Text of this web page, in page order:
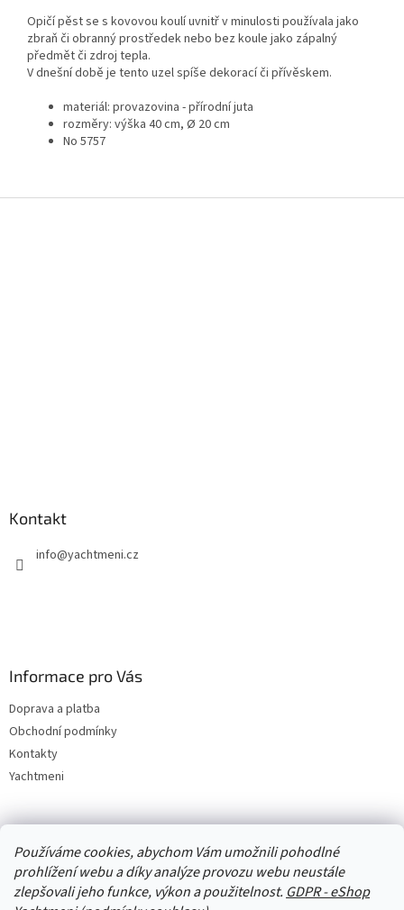
Používáme cookies, abychom Vám umožnili pohodlné
prohlížení webu a díky analýze provozu webu neustále
zlepšovali jeho funkce, výkon a použitelnost. GDPR - eShop
Opičí pěst se s kovovou koulí uvnitř v minulosti používala jako
zbraň či obranný prostředek nebo bez koule jako zápalný
předmět či zdroj tepla.
V dnešní době je tento uzel spíše dekorací či přívěskem.
materiál: provazovina - přírodní juta
rozměry: výška 40 cm, Ø 20 cm
No 5757
Kontakt
info@yachtmeni.cz
Informace pro Vás
Doprava a platba
Obchodní podmínky
Kontakty
Yachtmeni
Zboží.cz Heureka.cz Yachtmeni ComGate Payments, a.s.